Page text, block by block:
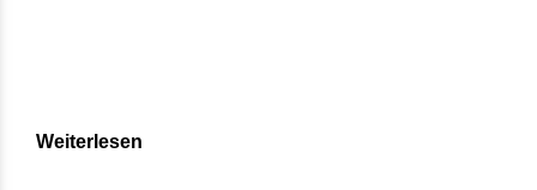
Weiterlesen